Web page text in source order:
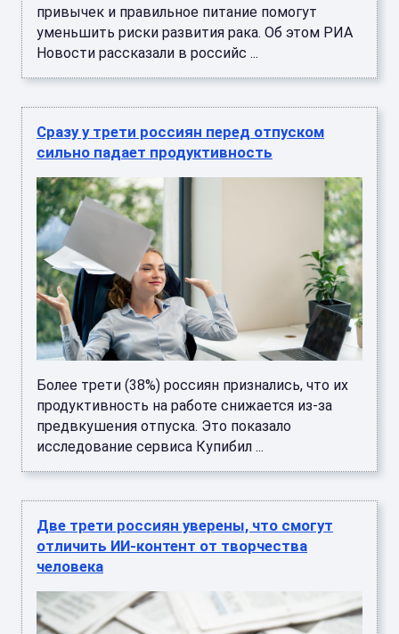
привычек и правильное питание помогут
уменьшить риски развития рака. Об этом РИА
Новости рассказали в российс ...
Сразу у трети россиян перед отпуском
сильно падает продуктивность
Более трети (38%) россиян признались, что их
продуктивность на работе снижается из-за
предвкушения отпуска. Это показало
исследование сервиса Купибил ...
Две трети россиян уверены, что смогут
отличить ИИ-контент от творчества
человека